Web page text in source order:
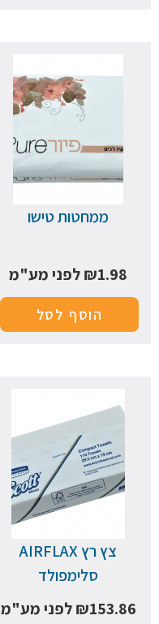
ממחטות טישו
₪1.98 לפני מע"מ
הוסף לסל
צץ רץ AIRFLAX
סלימפולד
₪153.86 לפני מע"מ